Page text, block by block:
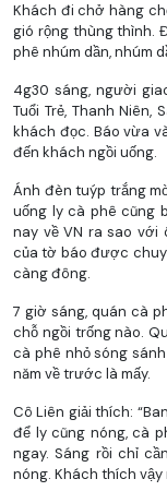
Khách đi chở hàng
gió rộng thùng thình.
phê nhúm dần, nhúm
4g30 sáng, người
Tuổi Trẻ, Thanh Niên,
khách đọc. Báo vừa
đến khách ngồi uống.
Ánh đèn tuýp trắng
uống ly cà phê cũng
nay về VN ra sao với
của tờ báo được
càng đông.
7 giờ sáng, quán cà
chỗ ngồi trống nào.
cà phê nhỏ sóng
năm về trước là mấy.
Cô Liên giải thích:
để ly cũng nóng, cà
ngay. Sáng rồi chỉ
nóng. Khách thích vậy